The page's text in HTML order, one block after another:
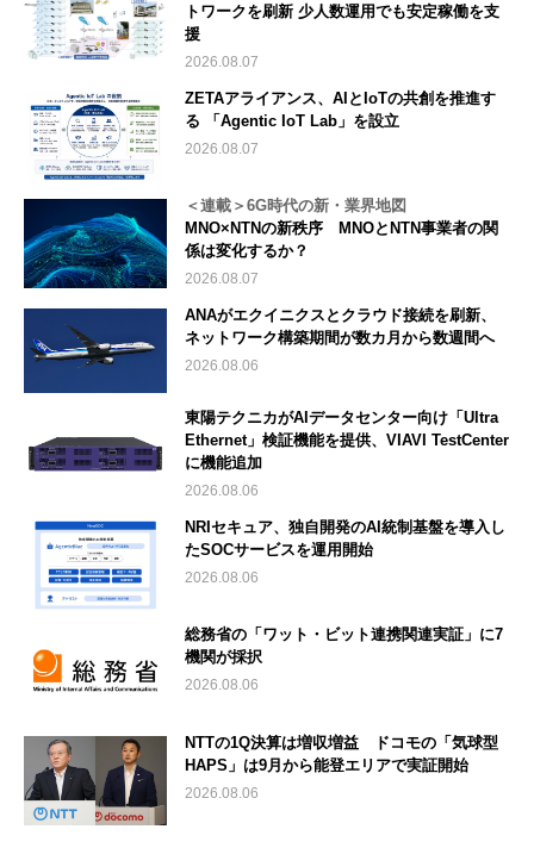
トワークを刷新 少人数運用でも安定稼働を支
援
2026.08.07
ZETAアライアンス、AIとIoTの共創を推進す
る 「Agentic IoT Lab」を設立
2026.08.07
＜連載＞6G時代の新・業界地図
MNO×NTNの新秩序 MNOとNTN事業者の関
係は変化するか？
2026.08.07
ANAがエクイニクスとクラウド接続を刷新、
ネットワーク構築期間が数カ月から数週間へ
2026.08.06
東陽テクニカがAIデータセンター向け「Ultra
Ethernet」検証機能を提供、VIAVI TestCenter
に機能追加
2026.08.06
NRIセキュア、独自開発のAI統制基盤を導入し
たSOCサービスを運用開始
2026.08.06
総務省の「ワット・ビット連携関連実証」に7
機関が採択
2026.08.06
NTTの1Q決算は増収増益 ドコモの「気球型
HAPS」は9月から能登エリアで実証開始
2026.08.06